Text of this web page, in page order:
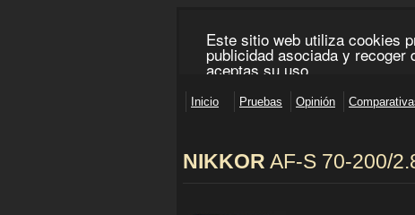
NIKKOR AF-S 70-200/